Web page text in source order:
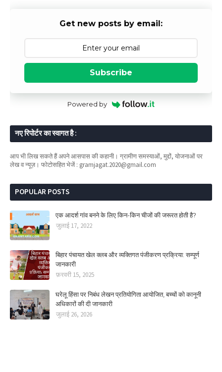
Get new posts by email:
Subscribe
Powered by
नए रिपोर्टर का स्वागत है :
आप भी लिख सकते हैं अपने आसपास की कहानी। ग्रामीण समस्याओं, मुद्दों, योजनाओं पर
लेख व न्यूज़। फोटोसहित भेजें : gramjagat.2020@gmail.com
POPULAR POSTS
एक आदर्श गांव बनने के लिए किन-किन चीजों की जरूरत होती है?
जुलाई 17, 2022
बिहार पंचायत खेल क्लब और व्यक्तिगत पंजीकरण प्रक्रिया: सम्पूर्ण
जानकारी
फ़रवरी 15, 2025
घरेलू हिंसा पर निबंध लेखन प्रतियोगिता आयोजित, बच्चों को कानूनी
अधिकारों की दी जानकारी
जुलाई 26, 2026